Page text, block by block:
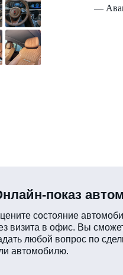
—
состояние
визита в офис. Вы
любой вопрос по
автомобилю.
показ